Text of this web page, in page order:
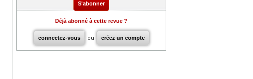
S'abonner
Déjà abonné à cette revue ?
connectez-vous ou créez un compte